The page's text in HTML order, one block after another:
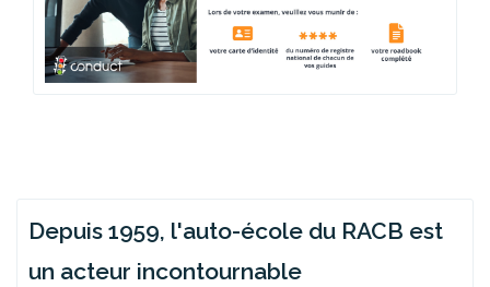
Depuis 1959, l'auto-école du RACB est
un acteur incontournable